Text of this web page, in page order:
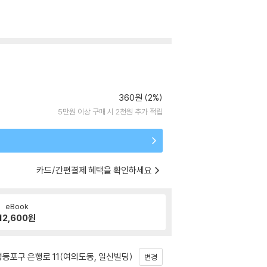
360원 (2%)
5만원 이상 구매 시 2천원 추가 적립
카드/간편결제 혜택을 확인하세요
eBook
원
포구 은행로 11(여의도동, 일신빌딩) 변경